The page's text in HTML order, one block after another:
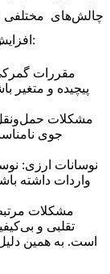
چالش‌های
افزایش هزینه‌ها شود. برخی از این مشکلات عبارتند از:
مقررات
پیچیده و متغیر
مشکلات
جوی
نوسانات ارزی:
واردات داشته
مشکلات
تقلبی و
است. به همین